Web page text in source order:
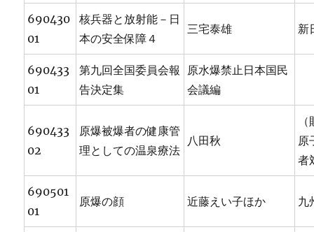
690430
01
核兵器と放射能－日
本の安全保障４
三宅泰雄 新
690433
01
第九回全国委員会報
告決定集
原水爆禁止日本国民
会議編
690433
02
原爆被爆者の健康管
理としての温泉療法
八田秋
原
者
690501
01
原爆の顔 近藤えい子ほか 九